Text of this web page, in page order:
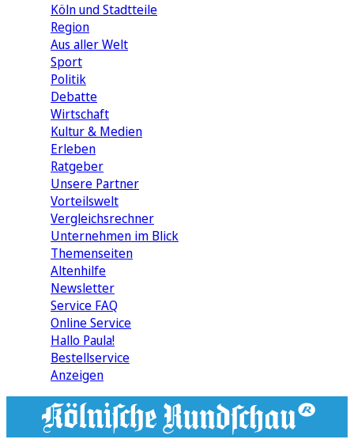
Köln und Stadtteile
Region
Aus aller Welt
Sport
Politik
Debatte
Wirtschaft
Kultur & Medien
Erleben
Ratgeber
Unsere Partner
Vorteilswelt
Vergleichsrechner
Unternehmen im Blick
Themenseiten
Altenhilfe
Newsletter
Service FAQ
Online Service
Hallo Paula!
Bestellservice
Anzeigen